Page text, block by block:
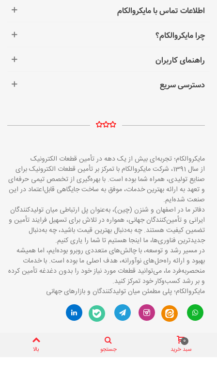
اطلاعات تماس با مایکروالکام
چرا مایکروالکام؟
راهنمای کاربران
دسترسی سریع
مایکروالکام؛ تجربه‌ای بیش از یک دهه در تأمین قطعات الکترونیک
از سال 1391، شرکت مایکروالکام با تمرکز بر تأمین قطعات الکترونیک برای
صنایع تولیدی، همراه شما بوده است. با بهره‌گیری از تخصص تیمی حرفه‌ای
و تعهد به ارائه بهترین خدمات، موفق به ساخت جایگاهی قابل‌اعتماد در این
صنعت شده‌ایم.
دفاتر ما در اصفهان و شنزن (چین)، به‌عنوان پل ارتباطی میان تولیدکنندگان
ایرانی و تأمین‌کنندگان جهانی، همواره در تلاش برای تسهیل فرایند تأمین و
تضمین کیفیت هستند. چه به‌دنبال بهترین قیمت باشید، چه به‌دنبال
جدیدترین فناوری‌ها، ما اینجا هستیم تا شما را یاری کنیم.
در مسیر رشد و توسعه، با چالش‌های متعددی روبرو بوده‌ایم، اما همیشه
بهبود و ارائه راه‌حل‌های نوآورانه، هدف اصلی ما بوده است. با خدمات
منحصربه‌فرد ما، می‌توانید قطعات مورد نیاز خود را بدون دغدغه تأمین کرده
و بر رشد کسب‌وکار خود تمرکز کنید.
مایکروالکام؛ پلی مطمئن میان تولیدکنندگان و بازارهای جهانی
سبد خرید
0
جستجو بالا